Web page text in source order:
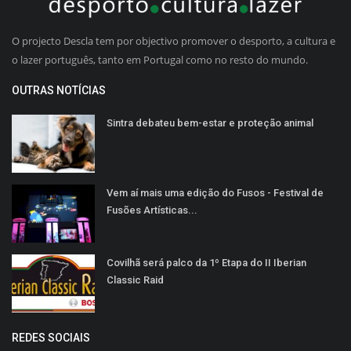
O projecto Descla tem por objectivo promover o desporto, a cultura e
o lazer português, tanto em Portugal como no resto do mundo.
OUTRAS NOTÍCIAS
Sintra debateu bem-estar e proteção animal
Vem aí mais uma edição do Fusos - Festival de
Fusões Artísticas...
Covilhã será palco da 1º Etapa do II Iberian
Classic Raid
REDES SOCIAIS